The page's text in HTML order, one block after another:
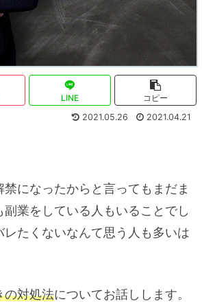
LINE
コピー
2021.05.26
2021.04.21
になったからと言ってもまだま
業をしている人もいることでし
たくないなんて思う人も多いは
の対処法についてお話しします。